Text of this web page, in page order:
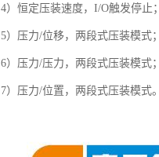
4）恒定压装速度，I/O触发停止；
5）压力/位移，两段式压装模式；
6）压力/压力，两段式压装模式；
7）压力/位置，两段式压装模式。